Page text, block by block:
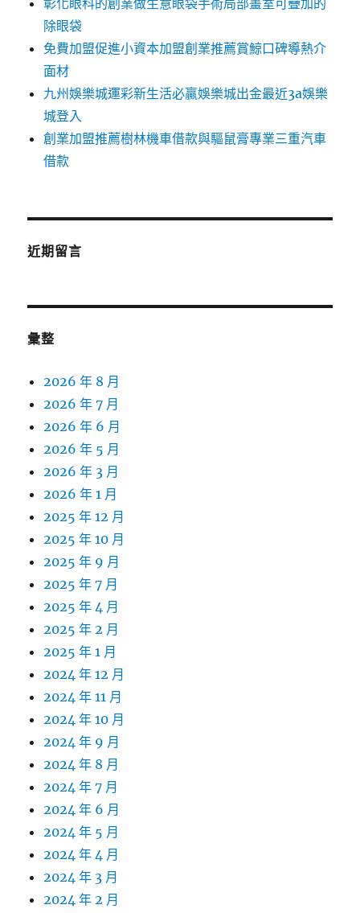
彰化眼科的創業做生意眼袋手術局部畫室可疊加的
除眼袋
免費加盟促進小資本加盟創業推薦賞鯨口碑導熱介
面材
九州娛樂城運彩新生活必贏娛樂城出金最近3a娛樂
城登入
創業加盟推薦樹林機車借款與驅鼠膏專業三重汽車
借款
近期留言
彙整
2026 年 8 月
2026 年 7 月
2026 年 6 月
2026 年 5 月
2026 年 3 月
2026 年 1 月
2025 年 12 月
2025 年 10 月
2025 年 9 月
2025 年 7 月
2025 年 4 月
2025 年 2 月
2025 年 1 月
2024 年 12 月
2024 年 11 月
2024 年 10 月
2024 年 9 月
2024 年 8 月
2024 年 7 月
2024 年 6 月
2024 年 5 月
2024 年 4 月
2024 年 3 月
2024 年 2 月